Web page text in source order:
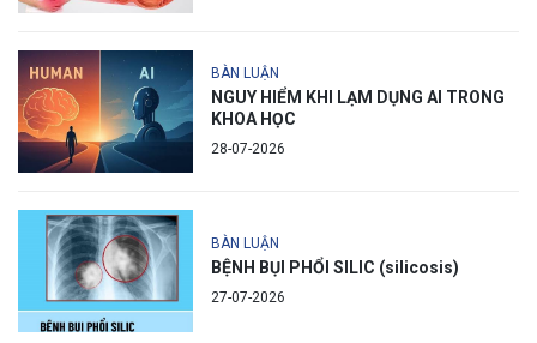
BÀN LUẬN
NGUY HIỂM KHI LẠM DỤNG AI TRONG
KHOA HỌC
28-07-2026
BÀN LUẬN
BỆNH BỤI PHỔI SILIC (silicosis)
27-07-2026